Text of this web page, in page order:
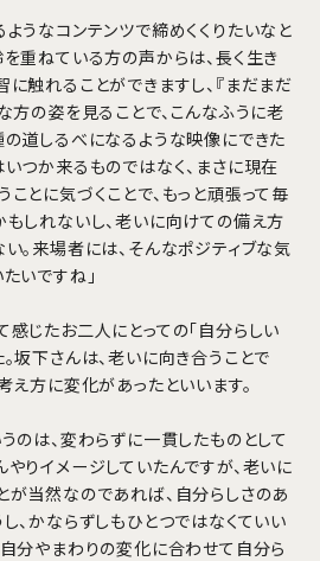
うなコンテンツで締めくくりたいなと
重ねている方の声からは、長く生き
触れることができますし、『まだまだ
方の姿を見ることで、こんなふうに老
の道しるべになるような映像にできた
つか来るものではなく、まさに現在
とに気づくことで、もっと頑張って毎
もしれないし、老いに向けての備え方
。来場者には、そんなポジティブな気
いですね」
じたお二人にとっての「自分らしい
坂下さんは、老いに向き合うことで
え方に変化があったといいます。
のは、変わらずに一貫したものとして
りイメージしていたんですが、老いに
が当然なのであれば、自分らしさのあ
、かならずしもひとつではなくていい
自分やまわりの変化に合わせて自分ら